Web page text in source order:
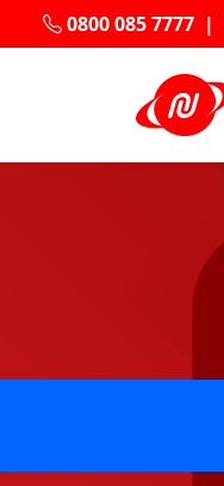
0800 085 7777 |